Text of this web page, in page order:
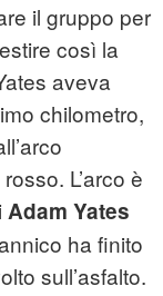
il gruppo per
così la
aveva
chilometro,
L’arco è
Adam Yates
ha finito
sull’asfalto.